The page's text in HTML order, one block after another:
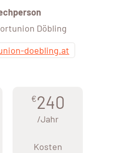
Döbling
doebling.at
€240
/Jahr
Kosten